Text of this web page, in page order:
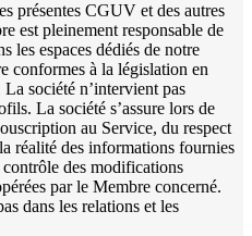
présentes CGUV et des autres
est pleinement responsable de
les espaces dédiés de notre
conformes à la législation en
société n’intervient pas
La société s’assure lors de
au Service, du respect
réalité des informations fournies
des modifications
par le Membre concerné.
dans les relations et les